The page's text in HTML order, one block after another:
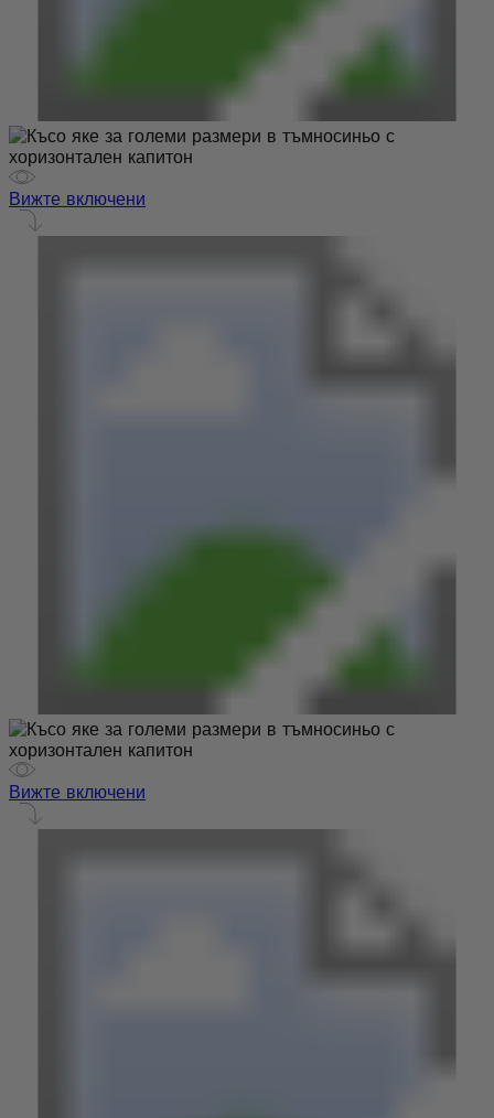
Вижте включени
Вижте включени